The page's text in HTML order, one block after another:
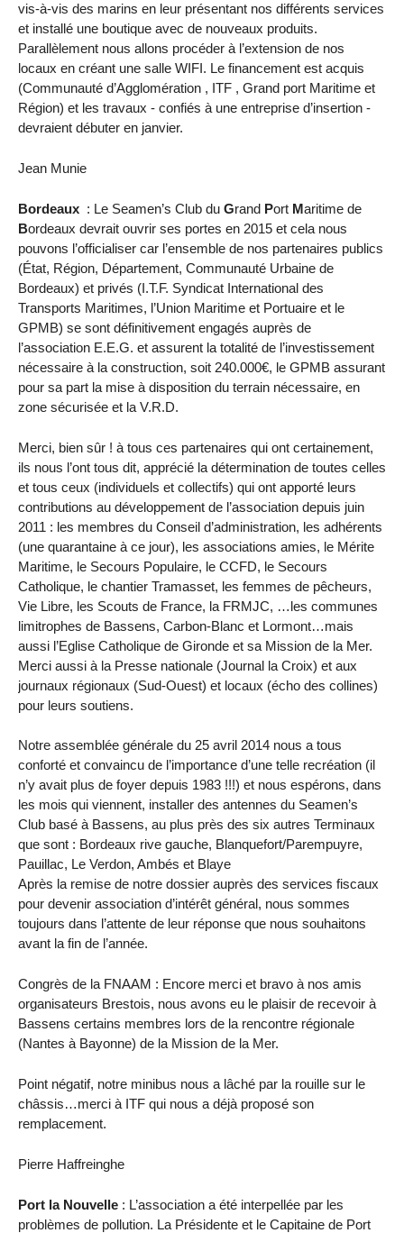
vis-à-vis des marins en leur présentant nos différents services
et installé une boutique avec de nouveaux produits.
Parallèlement nous allons procéder à l’extension de nos
locaux en créant une salle WIFI. Le financement est acquis
(Communauté d’Agglomération , ITF , Grand port Maritime et
Région) et les travaux - confiés à une entreprise d’insertion -
devraient débuter en janvier.
Jean Munie
Bordeaux : Le Seamen’s Club du Grand Port Maritime de
Bordeaux devrait ouvrir ses portes en 2015 et cela nous
pouvons l’officialiser car l’ensemble de nos partenaires publics
(État, Région, Département, Communauté Urbaine de
Bordeaux) et privés (I.T.F. Syndicat International des
Transports Maritimes, l’Union Maritime et Portuaire et le
GPMB) se sont définitivement engagés auprès de
l’association E.E.G. et assurent la totalité de l’investissement
nécessaire à la construction, soit 240.000€, le GPMB assurant
pour sa part la mise à disposition du terrain nécessaire, en
zone sécurisée et la V.R.D.
Merci, bien sûr ! à tous ces partenaires qui ont certainement,
ils nous l’ont tous dit, apprécié la détermination de toutes celles
et tous ceux (individuels et collectifs) qui ont apporté leurs
contributions au développement de l’association depuis juin
2011 : les membres du Conseil d’administration, les adhérents
(une quarantaine à ce jour), les associations amies, le Mérite
Maritime, le Secours Populaire, le CCFD, le Secours
Catholique, le chantier Tramasset, les femmes de pêcheurs,
Vie Libre, les Scouts de France, la FRMJC, …les communes
limitrophes de Bassens, Carbon-Blanc et Lormont…mais
aussi l’Eglise Catholique de Gironde et sa Mission de la Mer.
Merci aussi à la Presse nationale (Journal la Croix) et aux
journaux régionaux (Sud-Ouest) et locaux (écho des collines)
pour leurs soutiens.
Notre assemblée générale du 25 avril 2014 nous a tous
conforté et convaincu de l’importance d’une telle recréation (il
n’y avait plus de foyer depuis 1983 !!!) et nous espérons, dans
les mois qui viennent, installer des antennes du Seamen’s
Club basé à Bassens, au plus près des six autres Terminaux
que sont : Bordeaux rive gauche, Blanquefort/Parempuyre,
Pauillac, Le Verdon, Ambés et Blaye
Après la remise de notre dossier auprès des services fiscaux
pour devenir association d’intérêt général, nous sommes
toujours dans l’attente de leur réponse que nous souhaitons
avant la fin de l’année.
Congrès de la FNAAM : Encore merci et bravo à nos amis
organisateurs Brestois, nous avons eu le plaisir de recevoir à
Bassens certains membres lors de la rencontre régionale
(Nantes à Bayonne) de la Mission de la Mer.
Point négatif, notre minibus nous a lâché par la rouille sur le
châssis…merci à ITF qui nous a déjà proposé son
remplacement.
Pierre Haffreinghe
Port la Nouvelle : L’association a été interpellée par les
problèmes de pollution. La Présidente et le Capitaine de Port